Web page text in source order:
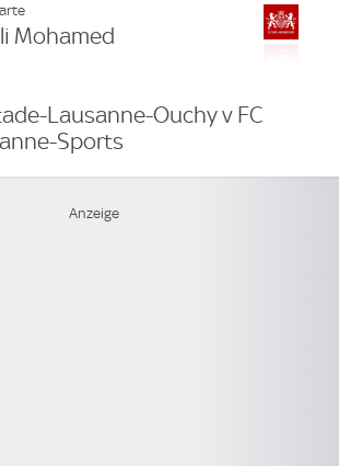
Mohamed
Lausanne-Ouchy v FC
Sports